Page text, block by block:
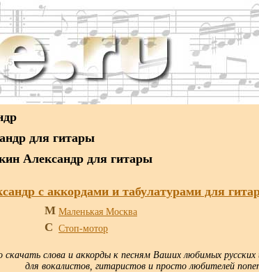
для гитары
Александр для гитары
с аккордами и табулатурами для
М Маленькая Москва
С Стоп-мотор
слова и аккорды к песням Ваших любимых русских
для вокалистов, гитаристов и просто любителей